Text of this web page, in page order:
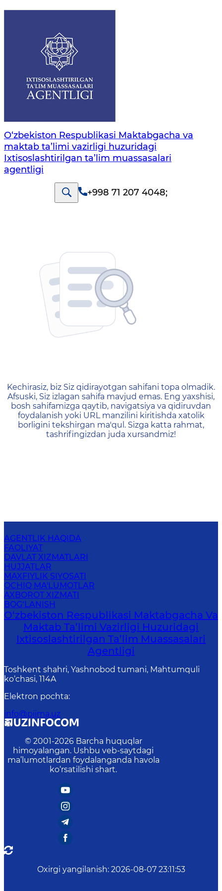
O‘zbekiston Respublikasi Maktabgacha va
maktab ta’limi vazirligi huzuridagi
Ixtisoslashtirilgan ta’lim muassasalari
agentligi
+998 71 207 4048;
404 — Страница не
Kechirasiz, biz Siz qidirayotgan sahifani topa olmadik.
Afsuski, Siz izlagan sahifa mavjud emas. Eng yaxshisi,
bosh sahifamizga qaytib, navigatsiya va qidiruvdan
foydalanish yoki URL manzilini kiritishda xatolik
borligini tekshirgan ma'qul. Sizga katta rahmat,
tashrifingizdan juda xursandmiz!
AGENTLIK HAQIDA
FAOLIYAT
DAVLAT XIZMATLARI
HUJJATLAR
MAXFIYLIK SIYOSATI
OCHIQ MA'LUMOTLAR
AXBOROT XIZMATI
BOG‘LANISH
O‘zbekiston Respublikasi Maktabgacha Va
Maktab Ta’limi Vazirligi Huzuridagi
Ixtisoslashtirilgan Ta’lim Muassasalari
Agentligi
Toshkent shahri, Yashnobod tumani, Mahtumquli
ko‘chasi, 114A
Elektron pochta:
info@piima.uz
© 2001-2026 Barcha huquqlar
himoyalangan. Ushbu veb-saytdagi
ma’lumotlardan foydalanganda havola
ko‘rsatilishi shart.
Oxirgi yangilanish: 2026-08-07 23:11:53